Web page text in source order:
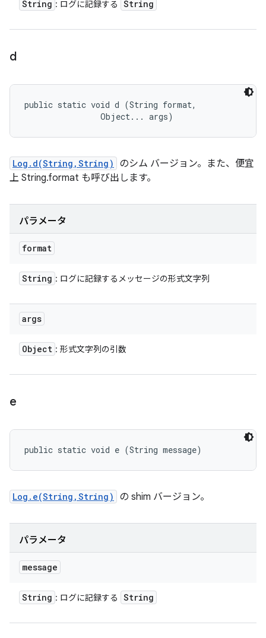
String : ログに記録する String
d
public static void d (String format,
                Object... args)
Log.d(String,String)
のシム バージョン。また、便宜
上 String.format も呼び出します。
パラメータ
format
String : ログに記録するメッセージの形式文字列
args
Object : 形式文字列の引数
e
public static void e (String message)
Log.e(String,String) の shim バージョン。
パラメータ
message
String : ログに記録する String